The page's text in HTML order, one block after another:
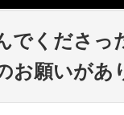
でくださっ
お願いがあ